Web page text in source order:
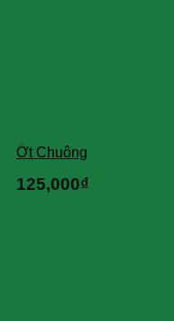
Ớt Chuông
125,000₫